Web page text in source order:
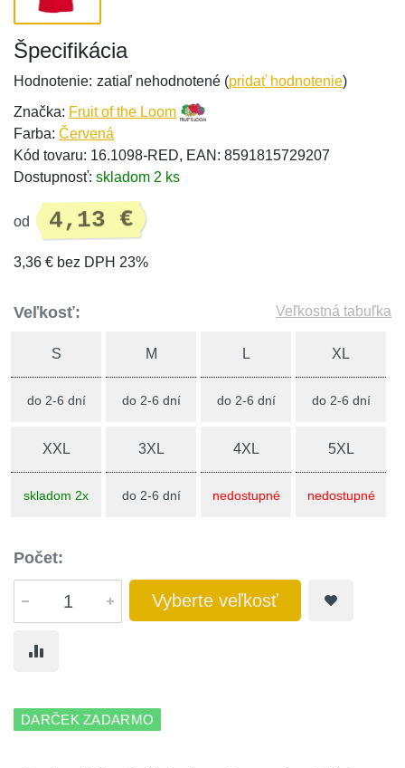
Špecifikácia
Hodnotenie: zatiaľ nehodnotené (pridať hodnotenie)
Značka: Fruit of the Loom
Farba: Červená
Kód tovaru: 16.1098-RED, EAN: 8591815729207
Dostupnosť: skladom 2 ks
od 4,13 €
3,36 € bez DPH 23%
Veľkosť: Veľkostná tabuľka
S
do 2-6 dní
M
do 2-6 dní
L
do 2-6 dní
XL
do 2-6 dní
XXL
skladom 2x
3XL
do 2-6 dní
4XL
nedostupné
5XL
nedostupné
Počet:
Vyberte veľkosť
DARČEK ZADARMO